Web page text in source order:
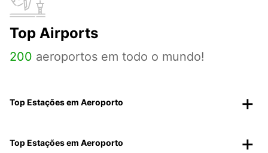
Top Airports
200 aeroportos em todo o mundo!
Top Estações em Aeroporto
Top Estações em Aeroporto